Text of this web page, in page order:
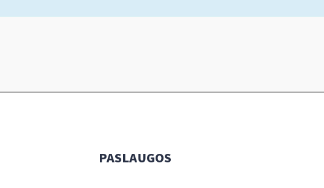
PASLAUGOS